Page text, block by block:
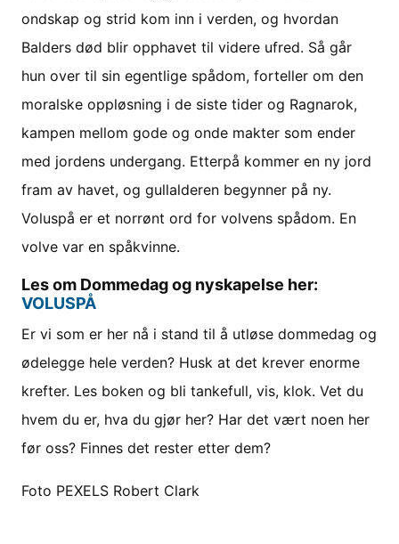
ondskap og strid kom inn i verden, og hvordan
Balders død blir opphavet til videre ufred. Så går
hun over til sin egentlige spådom, forteller om den
moralske oppløsning i de siste tider og Ragnarok,
kampen mellom gode og onde makter som ender
med jordens undergang. Etterpå kommer en ny jord
fram av havet, og gullalderen begynner på ny.
Voluspå er et norrønt ord for volvens spådom. En
volve var en spåkvinne.
Les om Dommedag og nyskapelse her:
VOLUSPÅ
Er vi som er her nå i stand til å utløse dommedag og
ødelegge hele verden? Husk at det krever enorme
krefter. Les boken og bli tankefull, vis, klok. Vet du
hvem du er, hva du gjør her? Har det vært noen her
før oss? Finnes det rester etter dem?
Foto PEXELS Robert Clark